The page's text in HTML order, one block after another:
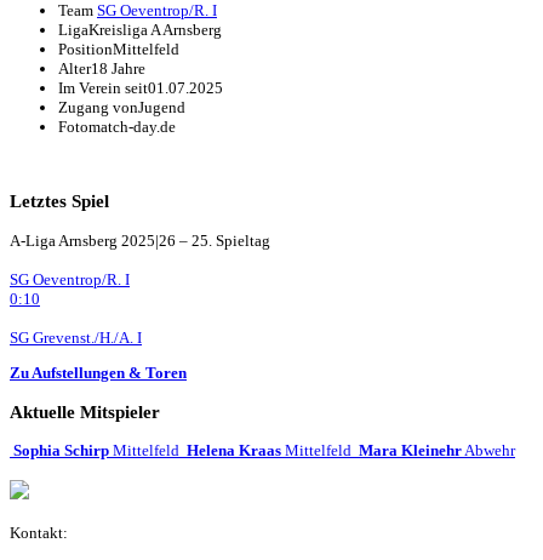
Team SG Oeventrop/R. I
LigaKreisliga A Arnsberg
PositionMittelfeld
Alter18 Jahre
Im Verein seit01.07.2025
Zugang vonJugend
Fotomatch-day.de
Letztes Spiel
A-Liga Arnsberg 2025|26 – 25. Spieltag
SG Oeventrop/R. I
0:10
SG Grevenst./H./A. I
Zu Aufstellungen & Toren
Aktuelle Mitspieler
Sophia Schirp Mittelfeld Helena Kraas Mittelfeld Mara Kleinehr Abwehr
Kontakt: